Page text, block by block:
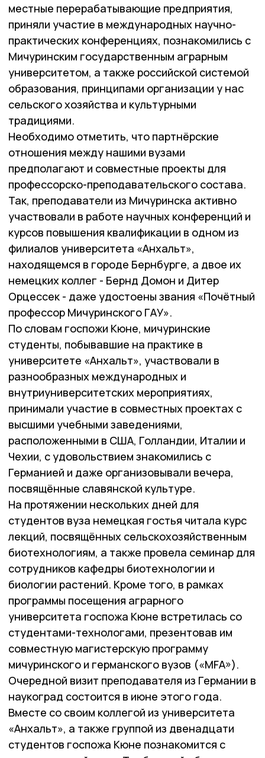
местные перерабатывающие предприятия,
приняли участие в международных научно-
практических конференциях, познакомились с
Мичуринским государственным аграрным
университетом, а также российской системой
образования, принципами организации у нас
сельского хозяйства и культурными
традициями.
Необходимо отметить, что партнёрские
отношения между нашими вузами
предполагают и совместные проекты для
профессорско-преподавательского состава.
Так, преподаватели из Мичуринска активно
участвовали в работе научных конференций и
курсов повышения квалификации в одном из
филиалов университета «Анхальт»,
находящемся в городе Бернбурге, а двое их
немецких коллег - Бернд Домон и Дитер
Орцессек - даже удостоены звания «Почётный
профессор Мичуринского ГАУ».
По словам госпожи Кюне, мичуринские
студенты, побывавшие на практике в
университете «Анхальт», участвовали в
разнообразных международных и
внутриуниверситетских мероприятиях,
принимали участие в совместных проектах с
высшими учебными заведениями,
расположенными в США, Голландии, Италии и
Чехии, с удовольствием знакомились с
Германией и даже организовывали вечера,
посвящённые славянской культуре.
На протяжении нескольких дней для
студентов вуза немецкая гостья читала курс
лекций, посвящённых сельскохозяйственным
биотехнологиям, а также провела семинар для
сотрудников кафедры биотехнологии и
биологии растений. Кроме того, в рамках
программы посещения аграрного
университета госпожа Кюне встретилась со
студентами-технологами, презентовав им
совместную магистерскую программу
мичуринского и германского вузов («MFA»).
Очередной визит преподавателя из Германии в
наукоград состоится в июне этого года.
Вместе со своим коллегой из университета
«Анхальт», а также группой из двенадцати
студентов госпожа Кюне познакомится с